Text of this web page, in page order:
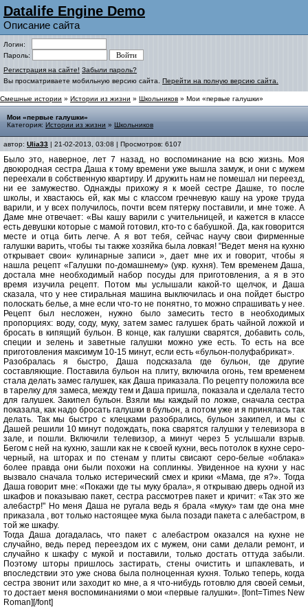
Datalife Engine Demo
Описание сайта
Логин:
Пароль:
Регистрация на сайте! Забыли пароль?
Вы просматриваете мобильную версию сайта. Перейти на полную версию сайта.
Смешные истории » Истории из жизни » Школьников » Мои «первые галушки»
Мои «первые галушки»
Категория: Истории из жизни » Школьников
автор: Ulia33 | 21-02-2013, 03:08 | Просмотров: 6107
Было это, наверное, лет 7 назад, но воспоминание на всю жизнь. Моя
двоюродная сестра Даша к тому времени уже вышла замуж, и они с мужем
переехали в собственную квартиру. И дружить нам не помешал ни переезд,
ни ее замужество. Однажды прихожу я к моей сестре Дашке, то после
школы, и хвастаюсь ей, как мы с классом гречневую кашу на уроке труда
варили, и у всех получилось, почти всем пятерку поставили, и мне тоже. А
Даме мне отвечает: «Вы кашу варили с учительницей, и кажется в классе
есть девушки которые с мамой готовил, кто-то с бабушкой. Да, как говорится
месте и отца бить легче. А я вот тебя, сейчас научу свои фирменные
галушки варить, чтобы ты также хозяйка была ловкая! "Ведет меня на кухню
открывает свои« кулинарные записи », дает мне их и говорит, чтобы я
нашла рецепт «Галушки по-домашнему» (укр. кухня). Тем временем Даша,
достала мне необходимый набор посуды для приготовления, а я в это
время изучила рецепт. Потом мы услышали какой-то щелчок, и Даша
сказала, что у нее стиральная машина выключилась и она пойдет быстро
полоскать белье, а мне если что-то не понятно, то можно спрашивать у нее.
Рецепт был несложен, нужно было замесить тесто в необходимых
пропорциях: воду, соду, муку, затем замес галушек брать чайной ложкой и
бросать в кипящий бульон. В конце, как галушки сварятся, добавить соль,
специи и зелень и заветные галушки можно уже есть. То есть на все
приготовления максимум 10-15 минут, если есть «бульон-полуфабрикат».
Разобралась я быстро, Даша подсказала где бульон, где другие
составляющие. Поставила бульон на плиту, включила огонь, тем временем
стала делать замес галушек, как Даша приказала. По рецепту положила все
в тарелку для замеса, между тем и Даша пришла, показала и сделала тесто
для галушек. Закипел бульон. Взяли мы каждый по ложке, сначала сестра
показала, как надо бросать галушки в бульон, а потом уже и я принялась так
делать. Так мы быстро с клецками разобрались, бульон закипел, и мы с
Дашей решили 10 минут подождать, пока сварятся галушки у телевизора в
зале, и пошли. Включили телевизор, а минут через 5 услышали взрыв.
Бегом с ней на кухню, зашли как не к своей кухни, весь потолок в кухне серо-
черный, на шторах и по стенам у плиты свисают серо-белые «облака»
более правда они были похожи на соплинкы. Увиденное на кухни у нас
вызвало сначала только истерический смех и крики «Мама, где я?». Тогда
Даша говорит мне: «Покажи где ты муку брала», я открываю дверь одной из
шкафов и показываю пакет, сестра рассмотрев пакет и кричит: «Так это же
алебастр!" Но меня Даша не ругала ведь я брала «муку» там где она мне
приказала , вот только настоящее мука была позади пакета с алебастром, в
той же шкафу.
Тогда Даша догадалась, что пакет с алебастром оказался на кухне не
случайно, ведь перед переездом их с мужем, они сами делали ремонт, и
случайно к шкафу с мукой и поставили, только достать оттуда забыли.
Поэтому шторы пришлось застирать, стены очистить и шпаклевать, и
впоследствии это уже снова была полноценная кухня. Только теперь, когда
сестра звонит или заходит ко мне, а я что-нибудь готовлю для своей семьи,
то достает меня воспоминаниями о мои «первые галушки». [font=Times New
Roman][/font]